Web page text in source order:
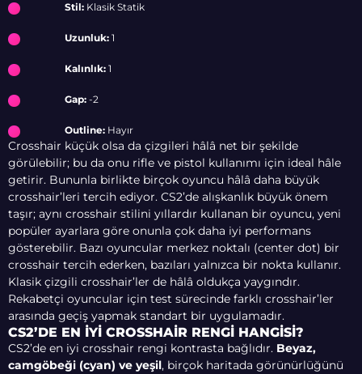
Stil: Klasik Statik
Uzunluk: 1
Kalınlık: 1
Gap: -2
Outline: Hayır
Crosshair küçük olsa da çizgileri hâlâ net bir şekilde
görülebilir; bu da onu rifle ve pistol kullanımı için ideal hâle
getirir. Bununla birlikte birçok oyuncu hâlâ daha büyük
crosshair’leri tercih ediyor. CS2’de alışkanlık büyük önem
taşır; aynı crosshair stilini yıllardır kullanan bir oyuncu, yeni
popüler ayarlara göre onunla çok daha iyi performans
gösterebilir. Bazı oyuncular merkez noktalı (center dot) bir
crosshair tercih ederken, bazıları yalnızca bir nokta kullanır.
Klasik çizgili crosshair’ler de hâlâ oldukça yaygındır.
Rekabetçi oyuncular için test sürecinde farklı crosshair’ler
arasında geçiş yapmak standart bir uygulamadır.
CS2’DE EN İYI CROSSHAIR RENGI HANGISI?
CS2’de en iyi crosshair rengi kontrasta bağlıdır. Beyaz,
camgöbeği (cyan) ve yeşil, birçok haritada görünürlüğünü